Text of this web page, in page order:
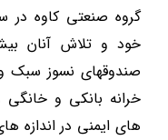
گروه صنعتی کاوه در
صندوقهای نسوز سبک
خرانه بانکی و خانگی
های ایمنی در اندازه